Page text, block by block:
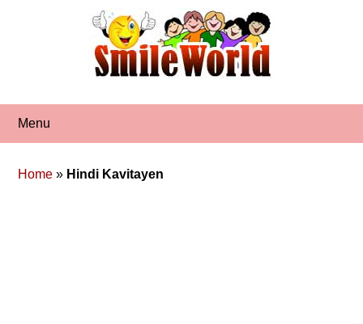
Menu
Home » Hindi Kavitayen